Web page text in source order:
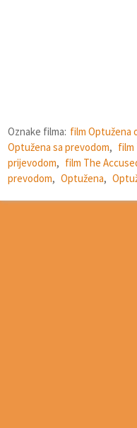
Oznake filma: film Optužena
Optužena sa prevodom, film
prijevodom, film The
prevodom, Optužena,